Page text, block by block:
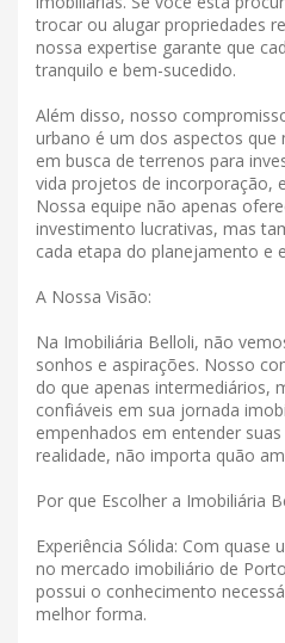
trocar ou alugar propriedades
nossa expertise garante que
tranquilo e bem-sucedido.
Além disso, nosso
urbano é um dos aspectos que
em busca de terrenos para
vida projetos de incorporação,
Nossa equipe não apenas
investimento lucrativas, mas
cada etapa do planejamento e
A Nossa Visão:
Na Imobiliária Belloli, não
sonhos e aspirações. Nosso
do que apenas intermediários,
confiáveis ​​em sua jornada
empenhados em entender
realidade, não importa quão
Por que Escolher a Imobiliária
Experiência Sólida: Com quase
no mercado imobiliário de
possui o conhecimento
melhor forma.